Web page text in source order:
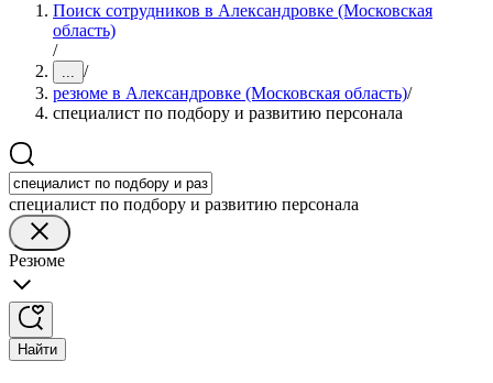
Поиск сотрудников в Александровке (Московская
область)
/
... /
резюме в Александровке (Московская область)/
специалист по подбору и развитию персонала
специалист по подбору и развитию персонала
Резюме
Найти